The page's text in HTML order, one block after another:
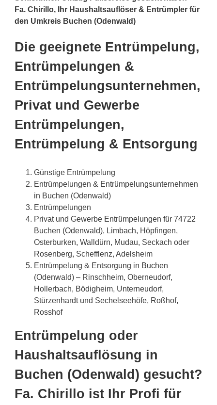
Fa. Chirillo, Ihr Haushaltsauflöser & Entrümpler für
den Umkreis Buchen (Odenwald)
Die geeignete Entrümpelung,
Entrümpelungen &
Entrümpelungsunternehmen,
Privat und Gewerbe
Entrümpelungen,
Entrümpelung & Entsorgung
Günstige Entrümpelung
Entrümpelungen & Entrümpelungsunternehmen
in Buchen (Odenwald)
Entrümpelungen
Privat und Gewerbe Entrümpelungen für 74722
Buchen (Odenwald), Limbach, Höpfingen,
Osterburken, Walldürn, Mudau, Seckach oder
Rosenberg, Schefflenz, Adelsheim
Entrümpelung & Entsorgung in Buchen
(Odenwald) – Rinschheim, Oberneudorf,
Hollerbach, Bödigheim, Unterneudorf,
Stürzenhardt und Sechelseehöfe, Roßhof,
Rosshof
Entrümpelung oder
Haushaltsauflösung in
Buchen (Odenwald) gesucht?
Fa. Chirillo ist Ihr Profi für